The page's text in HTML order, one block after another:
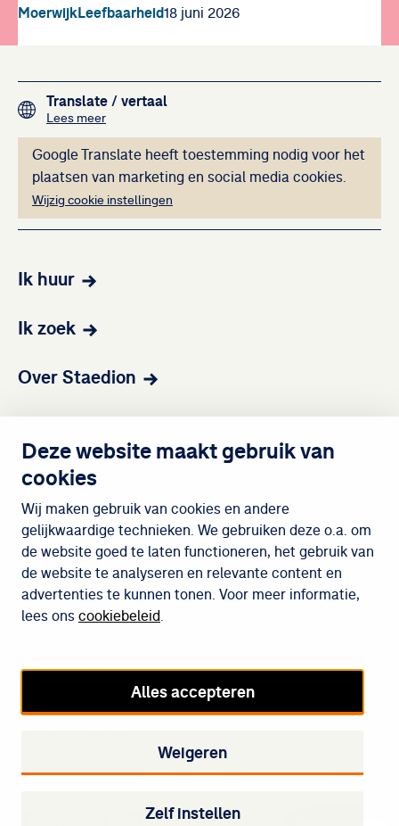
Deze website maakt gebruik van
cookies
Wij maken gebruik van cookies en andere
gelijkwaardige technieken. We gebruiken deze o.a. om
de website goed te laten functioneren, het gebruik van
de website te analyseren en relevante content en
advertenties te kunnen tonen. Voor meer informatie,
lees ons cookiebeleid
Alles accepteren
Weigeren
Zelf instellen
MoerwijkLeefbaarheid18 juni 2026
Footer navigation
Translate / vertaal
Lees meerover het vertalen van de teksten op deze website
Deze inhoud kan
Google Translate heeft toestemming nodig voor het
plaatsen van marketing en social media cookies.
Wijzig cookie instellingen
Ik huur
Ik zoek
Over Staedion
Wijken
Meedoen
Privacybeleid
Cookie-instellingen